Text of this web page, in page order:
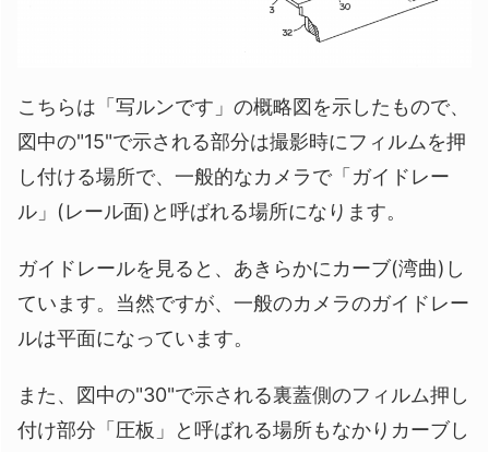
こちらは「写ルンです」の概略図を示したもので、
図中の"15"で示される部分は撮影時にフィルムを押
し付ける場所で、一般的なカメラで「ガイドレー
ル」(レール面)と呼ばれる場所になります。
ガイドレールを見ると、あきらかにカーブ(湾曲)し
ています。当然ですが、一般のカメラのガイドレー
ルは平面になっています。
また、図中の"30"で示される裏蓋側のフィルム押し
付け部分「圧板」と呼ばれる場所もなかりカーブし